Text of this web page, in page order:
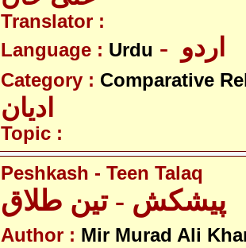
Translator :
Language : Urdu
Category : Comparative
ادیان
Topic :
Peshkash - Teen Talaq
پیشکش - تین طلاق
Author : Mir Murad Ali